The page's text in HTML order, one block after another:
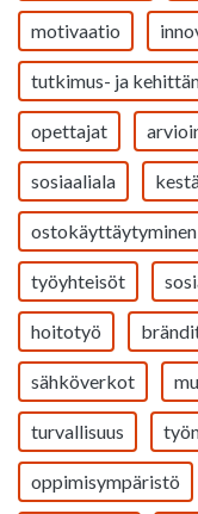
motivaatio
tutkimus- ja
opettajat
sosiaaliala
ostokäyttäytyminen
työyhteisöt
hoitotyö
sähköverkot
turvallisuus
oppimisympäristö